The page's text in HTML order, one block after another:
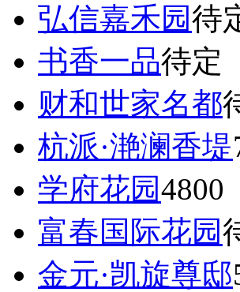
弘信嘉禾园待
书香一品待定
财和世家名都
杭派·滟澜香堤
学府花园4800
富春国际花园
金元·凯旋尊邸